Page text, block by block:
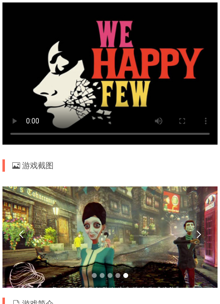
游戏截图
 